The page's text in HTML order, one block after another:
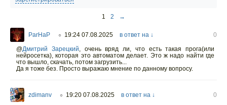
1 2 →
ParHaP ○ 19:24 07.08.2025 в ответ на ↓
0
@Дмитрий Зарецкий,очень вряд ли, что есть такая прога(или
нейросетка), которая это автоматом делает. Это ж надо найти где
что вышло, скачать, потом загрузить...
Да я тоже без. Просто выражаю мнение по данному вопросу.
zdimanv ○ 19:20 07.08.2025 в ответ на ↓
0